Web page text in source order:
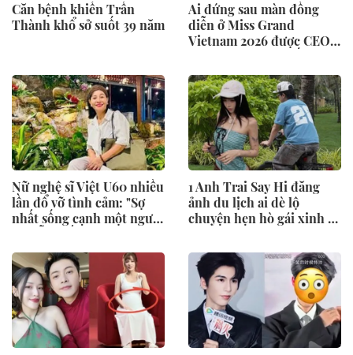
Căn bệnh khiến Trấn
Thành khổ sở suốt 39 năm
Ai đứng sau màn đồng
diễn ở Miss Grand
Vietnam 2026 được CEO
khen ngợi?
Nữ nghệ sĩ Việt U60 nhiều
lần đổ vỡ tình cảm: "Sợ
nhất sống cạnh một người
1 Anh Trai Say Hi đăng
ảnh du lịch ai dè lộ
chuyện hẹn hò gái xinh ở